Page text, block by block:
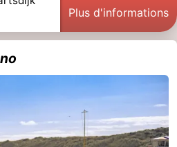
Plus d'informations